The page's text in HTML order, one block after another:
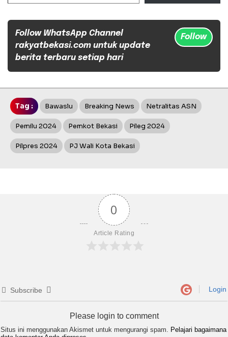
Follow WhatsApp Channel
rakyatbekasi.com untuk update
berita terbaru setiap hari
Follow
Tag : Bawaslu Breaking News Netralitas ASN
Pemilu 2024 Pemkot Bekasi Pileg 2024
Pilpres 2024 PJ Wali Kota Bekasi
0
Article Rating
Subscribe Login
Please login to comment
Situs ini menggunakan Akismet untuk mengurangi spam. Pelajari bagaimana